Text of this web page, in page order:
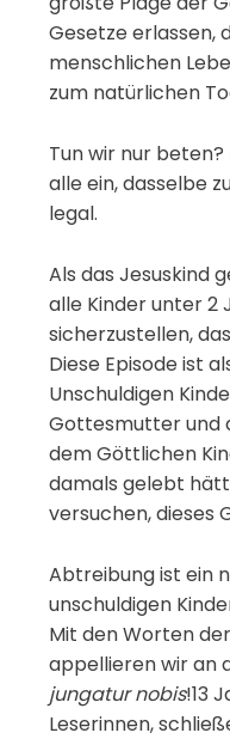
Gesetze erlassen,
menschlichen
zum natürlichen
Tun wir nur
alle ein, dasselbe
legal.
Als das Jesuskind
alle Kinder unter 2
sicherzustellen,
Diese Episode ist
Unschuldigen
Gottesmutter und
dem Göttlichen
damals gelebt
versuchen, dieses
Abtreibung ist ein
unschuldigen
Mit den Worten
appellieren wir an
jungatur nobis!13
Leserinnen,